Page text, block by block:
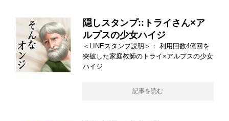
隠しスタンプ::トライさん×ア
ルプスの少女ハイジ
＜LINEスタンプ説明＞： 利用回数4億回を
突破した家庭教師のトライ×アルプスの少女
ハイジ
記事を読む